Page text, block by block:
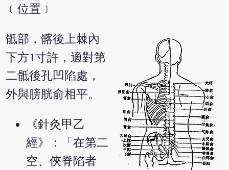
﹝位置﹞
骶部，髂後上棘內
下方1寸許，適對第
二骶後孔凹陷處，
外與膀胱俞相平。
《針灸甲乙
經》：「在第二
空、俠脊陷者